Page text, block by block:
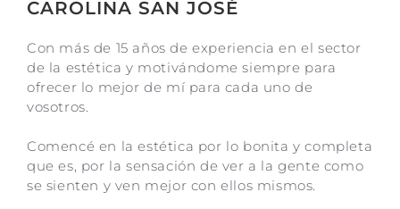
CAROLINA SAN JOSÉ
Con más de 15 años de experiencia en el sector
de la estética y motivándome siempre para
ofrecer lo mejor de mí para cada uno de
vosotros.
Comencé en la estética por lo bonita y completa
que es, por la sensación de ver a la gente como
se sienten y ven mejor con ellos mismos.